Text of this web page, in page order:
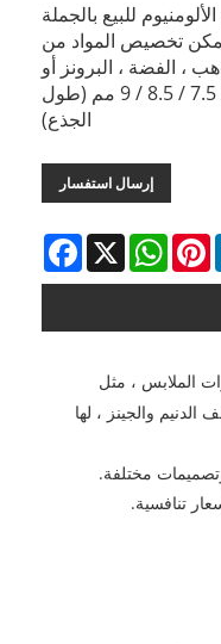
للبيع بالجملة
تخصيص المواد من
، الفضة ، البرونز أو
قبول حسب الطلب ، الحجم: 6.5 / 7.5 / 8.5 / 9 مم (طول
الجذع)
إرسال استفسار
Facebook X
WhatsAppPinterest
الملابس ، مثل
الدنيم والجينز ، لها
مختلفة.
تنافسية.